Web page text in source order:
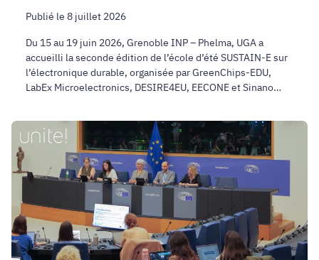
Publié le 8 juillet 2026
Du 15 au 19 juin 2026, Grenoble INP – Phelma, UGA a
accueilli la seconde édition de l’école d’été SUSTAIN-E sur
l’électronique durable, organisée par GreenChips-EDU,
LabEx Microelectronics, DESIRE4EU, EECONE et Sinano
Des
campus
aux
communautés
les
grands
enseignements